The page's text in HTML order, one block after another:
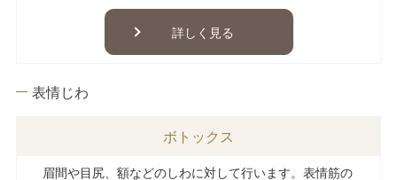
詳しく見る
表情じわ
ボトックス
眉間や目尻、額などのしわに対して行います。表情筋の